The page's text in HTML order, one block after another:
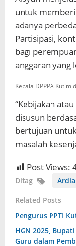
untuk
adanya
Partisipasi,
bagi
anggaran yang
Kepala DPPPA Kutim
“Kebijakan
disusun
bertujuan
masalah
Post Views:
Ditag
Related Posts
Pengurus PPTI
HGN 2025,
Guru dalam